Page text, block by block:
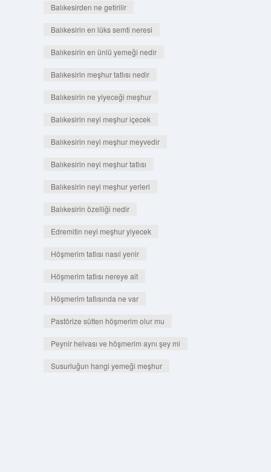
Balıkesirden ne getirilir
Balıkesirin en lüks semti neresi
Balıkesirin en ünlü yemeği nedir
Balıkesirin meşhur tatlısı nedir
Balıkesirin ne yiyeceği meşhur
Balıkesirin neyi meşhur içecek
Balıkesirin neyi meşhur meyvedir
Balıkesirin neyi meşhur tatlısı
Balıkesirin neyi meşhur yerleri
Balıkesirin özelliği nedir
Edremitin neyi meşhur yiyecek
Höşmerim tatlısı nasıl yenir
Höşmerim tatlısı nereye ait
Höşmerim tatlısında ne var
Pastörize sütten höşmerim olur mu
Peynir helvası ve höşmerim aynı şey mi
Susurluğun hangi yemeği meşhur